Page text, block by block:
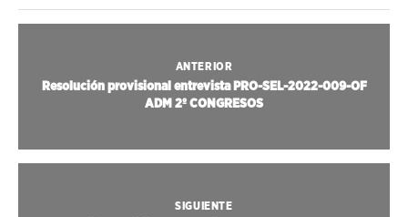
ANTERIOR
Resolución provisional entrevista PRO-SEL-2022-009-OF
ADM 2º CONGRESOS
SIGUIENTE